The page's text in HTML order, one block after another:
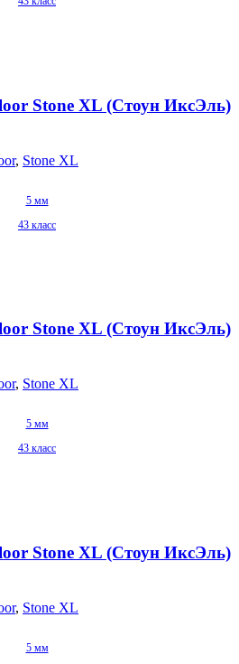
Stone XL (Стоун ИксЭль)
, Stone XL
5 мм
43 класс
Stone XL (Стоун ИксЭль)
, Stone XL
5 мм
43 класс
Stone XL (Стоун ИксЭль)
, Stone XL
5 мм